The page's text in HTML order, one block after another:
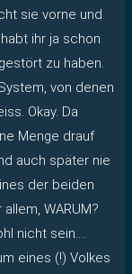
sie vorne und
ihr ja schon
zu haben.
von denen
Okay. Da
Menge drauf
auch später nie
der beiden
WARUM?
nicht sein….
eines (!) Volkes